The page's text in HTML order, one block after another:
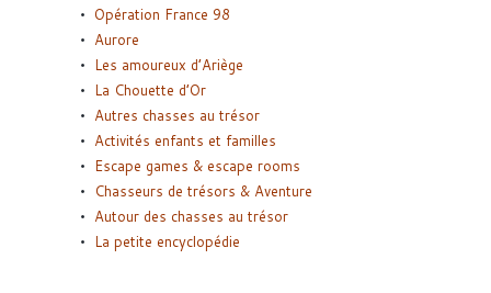
Opération France 98
Aurore
Les amoureux d’Ariège
La Chouette d’Or
Autres chasses au trésor
Activités enfants et familles
Escape games & escape rooms
Chasseurs de trésors & Aventure
Autour des chasses au trésor
La petite encyclopédie